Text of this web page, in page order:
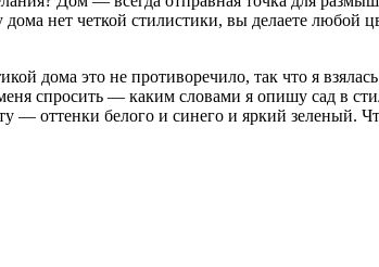
нет четкой стилистики, вы делаете любой
дома это не противоречило, так что я
спросить — каким словами я опишу сад в
белого и синего и яркий зеленый.